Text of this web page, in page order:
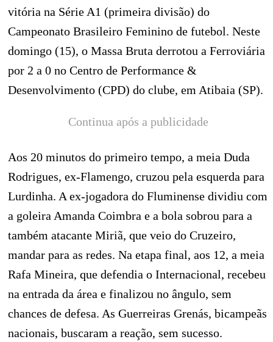
vitória na Série A1 (primeira divisão) do
Campeonato Brasileiro Feminino de futebol. Neste
domingo (15), o Massa Bruta derrotou a Ferroviária
por 2 a 0 no Centro de Performance &
Desenvolvimento (CPD) do clube, em Atibaia (SP).
Continua após a publicidade
Aos 20 minutos do primeiro tempo, a meia Duda
Rodrigues, ex-Flamengo, cruzou pela esquerda para
Lurdinha. A ex-jogadora do Fluminense dividiu com
a goleira Amanda Coimbra e a bola sobrou para a
também atacante Miriã, que veio do Cruzeiro,
mandar para as redes. Na etapa final, aos 12, a meia
Rafa Mineira, que defendia o Internacional, recebeu
na entrada da área e finalizou no ângulo, sem
chances de defesa. As Guerreiras Grenás, bicampeãs
nacionais, buscaram a reação, sem sucesso.